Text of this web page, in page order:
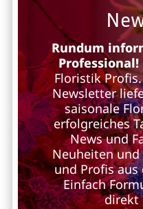
Rundum
Professional!
Floristik
Newsletter
saisonale
erfolgreiches
News und
Neuheiten und
und Profis
Einfach
direkt